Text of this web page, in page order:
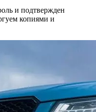
и подтвержден
копиями и